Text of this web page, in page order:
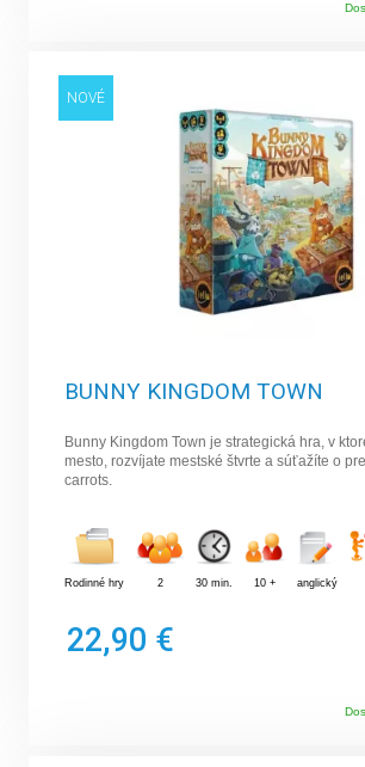
NOVÉ
BUNNY KINGDOM TOWN
Bunny Kingdom Town je strategická hra, v
mesto, rozvíjate mestské štvrte a súťažíte o
carrots.
Rodinné hry 2 30 min. 10 + anglický
22,90 €